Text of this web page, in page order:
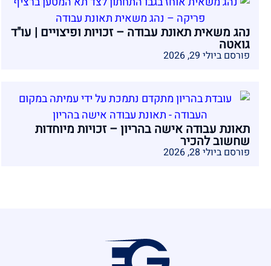
נהג משאית תאונת עבודה – זכויות ופיצויים | עו"ד
גואטה
פורסם ביולי 29, 2026
תאונת עבודה אישה בהריון – זכויות מיוחדות
שחשוב להכיר
פורסם ביולי 28, 2026